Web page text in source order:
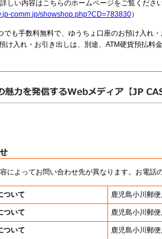
しい内容はこちらのホームページをご覧くださ
comm.jp/showshop.php?CD=783830）
でも手数料無料で、ゆうちょ口座のお預け入れ
け入れ・お引き出しは、別途、ATM硬貨預払料
によってお問い合わせ先が異なります。お電話
ついて 鹿児島小川郵
ついて 鹿児島小川郵
ついて 鹿児島小川郵